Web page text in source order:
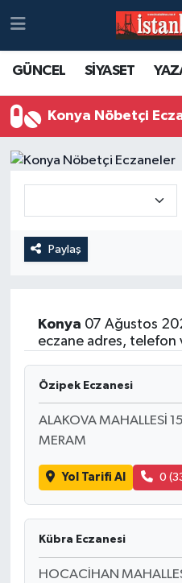
GÜNCEL SİYASET
Konya Nöbetçi
Paylaş
Konya 07 Ağustos
eczane adres, telefon
Özipek Eczanesi
ALAKOVA MAHALLESİ
MERAM
Yol Tarifi Al 0
Kübra Eczanesi
HOCACİHAN